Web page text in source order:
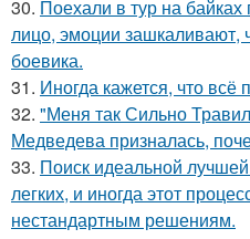
30. Поехали в тур на байках
лицо, эмоции зашкаливают,
боевика.
31. Иногда кажется, что
32. "Меня так Сильно
Медведева призналась,
33. Поиск идеальной
легких, и иногда этот
нестандартным решениям.